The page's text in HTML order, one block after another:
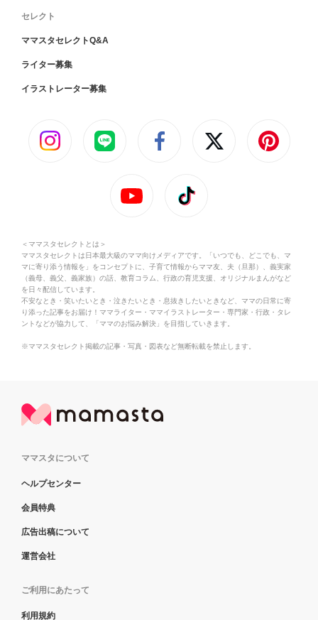
セレクト
ママスタセレクトQ&A
ライター募集
イラストレーター募集
＜ママスタセレクトとは＞
ママスタセレクトは日本最大級のママ向けメディアです。「いつでも、どこでも、マ
マに寄り添う情報を」をコンセプトに、子育て情報からママ友、夫（旦那）、義実家
（義母、義父、義家族）の話、教育コラム、行政の育児支援、オリジナルまんがなど
を日々配信しています。
不安なとき・笑いたいとき・泣きたいとき・息抜きしたいときなど、ママの日常に寄
り添った記事をお届け！ママライター・ママイラストレーター・専門家・行政・タレ
ントなどが協力して、「ママのお悩み解決」を目指していきます。
※ママスタセレクト掲載の記事・写真・図表など無断転載を禁止します。
ママスタについて
ヘルプセンター
会員特典
広告出稿について
運営会社
ご利用にあたって
利用規約